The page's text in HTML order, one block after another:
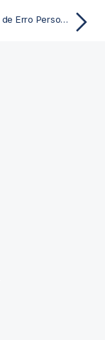
Mensagens de Erro Personalizadas